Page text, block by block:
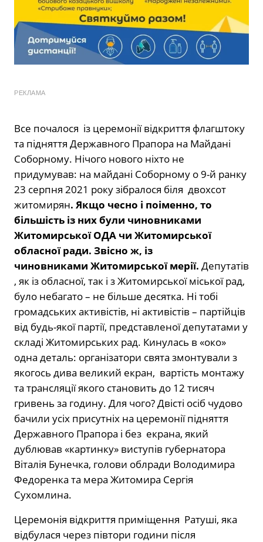
РЕКЛАМА
Все почалося із церемонії відкриття флагштоку
та підняття Державного Прапора на Майдані
Соборному. Нічого нового ніхто не
придумував: на майдані Соборному о 9-й ранку
23 серпня 2021 року зібралося біля двохсот
житомирян. Якщо чесно і поіменно, то
більшість із них були чиновниками
Житомирської ОДА чи Житомирської
обласної ради. Звісно ж, із
чиновниками Житомирської мерії. Депутатів
, як із обласної, так і з Житомирської міської рад,
було небагато – не більше десятка. Ні тобі
громадських активістів, ні активістів – партійців
від будь-якої партії, представленої депутатами у
складі Житомирських рад. Кинулась в «око»
одна деталь: організатори свята змонтували з
якогось дива великий екран, вартість монтажу
та трансляції якого становить до 12 тисяч
гривень за годину. Для чого? Двісті осіб чудово
бачили усіх присутніх на церемонії підняття
Державного Прапора і без екрана, який
дублював «картинку» виступів губернатора
Віталія Бунечка, голови облради Володимира
Федоренка та мера Житомира Сергія
Сухомлина.
Церемонія відкриття приміщення Ратуші, яка
відбулася через півтори години після